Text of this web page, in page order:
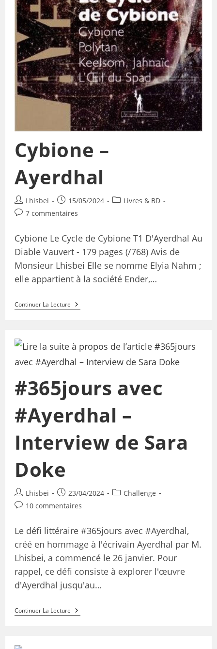
Cybione –
Ayerdhal
Lhisbei 15/05/2024
Livres & BD
7 commentaires
Cybione Le Cycle de Cybione T1 D'Ayerdhal Au
Diable Vauvert - 179 pages (/768) Avis de
Monsieur Lhisbei Elle se nomme Elyia Nahm ;
elle appartient à la société Ender,…
Continuer La Lecture
#365jours avec
#Ayerdhal –
Interview de Sara
Doke
Lhisbei 23/04/2024
Challenge
10 commentaires
Le défi littéraire #365jours avec #Ayerdhal,
créé en hommage à l'écrivain Ayerdhal par M.
Lhisbei, a commencé le 26 janvier. Pour
rappel, ce défi consiste à explorer l'œuvre
d'Ayerdhal jusqu'au…
Continuer La Lecture